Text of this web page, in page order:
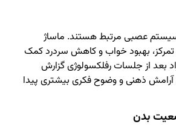
سیستم عصبی مرتبط هستند. ماساژ
تمرکز، بهبود خواب و کاهش سردرد کمک
بعد از جلسات رفلکسولوژی گزارش
ذهنی و وضوح فکری بیشتری پیدا
بدن